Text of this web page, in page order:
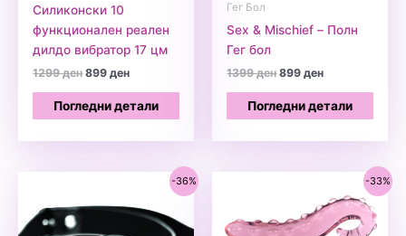
Силиконски 10
функционален реален
дилдо вибратор 17 цм
1299денOriginal
was:
1299 ден.
899денCurrent
is:
Погледни детали
Гег Бол
Sex & Mischief – Полн
Гег бол
1399денOriginal
was:
1399 ден.
899денCurrent
is:
Погледни детали
-36% -33%